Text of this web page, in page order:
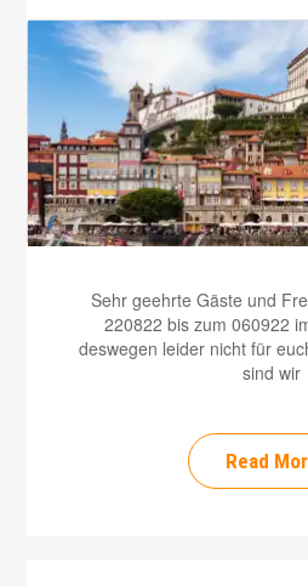
Sehr geehrte Gäste und
220822 bis zum 060922
deswegen leider nicht für
sind wir
Read